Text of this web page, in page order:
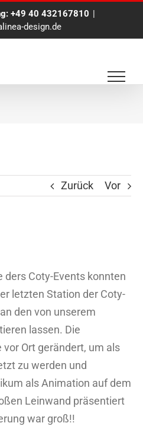
+49 40 432167810 |
design.de
für P&G in
Zurück Vor
ders Coty-Events konnten
letzten Station der Coty-
den von unserem
lassen. Die
Ort gerändert, um als
zu werden und
als Animation auf dem
Leinwand präsentiert
war groß!!